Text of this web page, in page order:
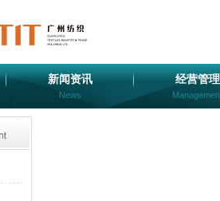
新闻资讯
News
经营管理